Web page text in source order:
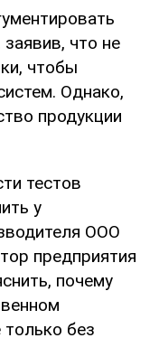
что не
чтобы
Однако,
продукции
тестов
у
ООО
предприятия
почему
без